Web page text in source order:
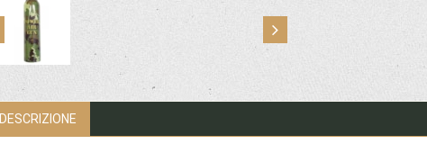
DESCRIZIONE